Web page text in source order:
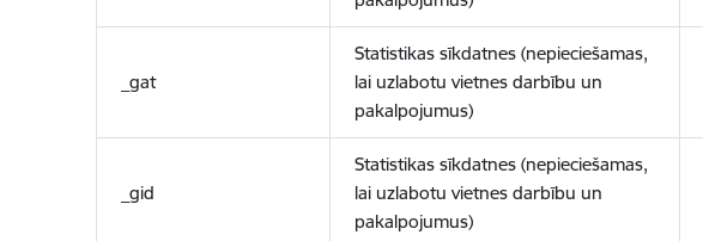
_gat
Statistikas sīkdatnes (nepieciešamas,
lai uzlabotu vietnes darbību un
pakalpojumus)
_gid
Statistikas sīkdatnes (nepieciešamas,
lai uzlabotu vietnes darbību un
pakalpojumus)